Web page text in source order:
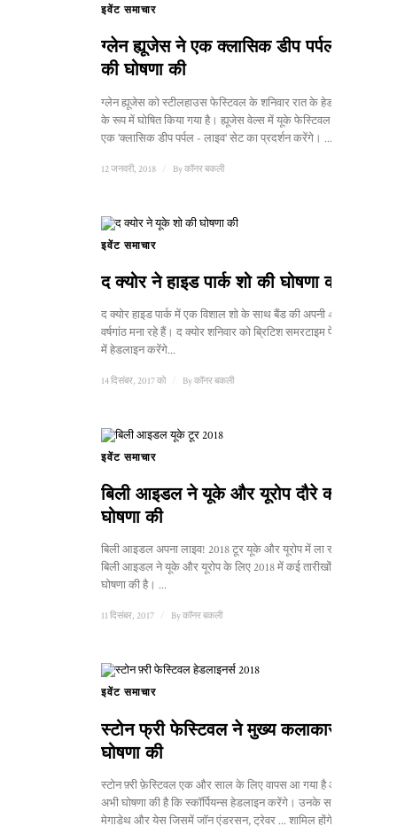
इवेंट समाचार
ग्लेन ह्यूजेस ने एक क्लासिक डीप पर्पल सेट
की घोषणा की
ग्लेन ह्यूजेस को स्टीलहाउस फेस्टिवल के शनिवार रात के हेडलाइनर
के रूप में घोषित किया गया है। ह्यूजेस वेल्स में यूके फेस्टिवल के लिए
एक 'क्लासिक डीप पर्पल - लाइव' सेट का प्रदर्शन करेंगे। ...
12 जनवरी, 2018 Byकॉनर बकली
इवेंट समाचार
द क्योर ने हाइड पार्क शो की घोषणा की
द क्योर हाइड पार्क में एक विशाल शो के साथ बैंड की अपनी 40वीं
वर्षगांठ मना रहे हैं। द क्योर शनिवार को ब्रिटिश समरटाइम फेस्टिवल
में हेडलाइन करेंगे...
14 दिसंबर, 2017 को Byकॉनर बकली
इवेंट समाचार
बिली आइडल ने यूके और यूरोप दौरे की
घोषणा की
बिली आइडल अपना लाइव! 2018 टूर यूके और यूरोप में ला रहे हैं।
बिली आइडल ने यूके और यूरोप के लिए 2018 में कई तारीखों की
घोषणा की है। ...
11 दिसंबर, 2017 Byकॉनर बकली
इवेंट समाचार
स्टोन फ्री फेस्टिवल ने मुख्य कलाकारों की
घोषणा की
स्टोन फ़्री फ़ेस्टिवल एक और साल के लिए वापस आ गया है और इसने
अभी घोषणा की है कि स्कॉर्पियन्स हेडलाइन करेंगे। उनके साथ
मेगाडेथ और येस जिसमें जॉन एंडरसन, ट्रेवर ... शामिल होंगे।